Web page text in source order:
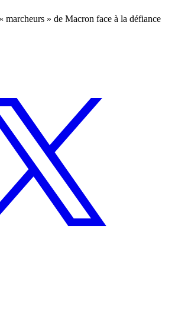
marcheurs » de Macron face à la défiance